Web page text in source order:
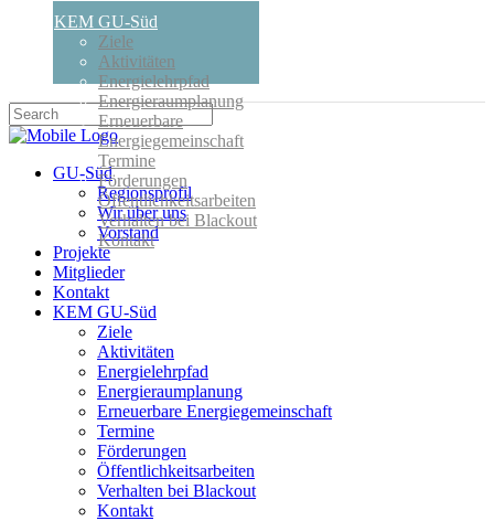
KEM GU-Süd
Ziele
Aktivitäten
Energielehrpfad
Energieraumplanung
Erneuerbare
Energiegemeinschaft
Termine
Förderungen
Öffentlichkeitsarbeiten
Verhalten bei Blackout
Kontakt
GU-Süd
Regionsprofil
Wir über uns
Vorstand
Projekte
Mitglieder
Kontakt
KEM GU-Süd
Ziele
Aktivitäten
Energielehrpfad
Energieraumplanung
Erneuerbare Energiegemeinschaft
Termine
Förderungen
Öffentlichkeitsarbeiten
Verhalten bei Blackout
Kontakt